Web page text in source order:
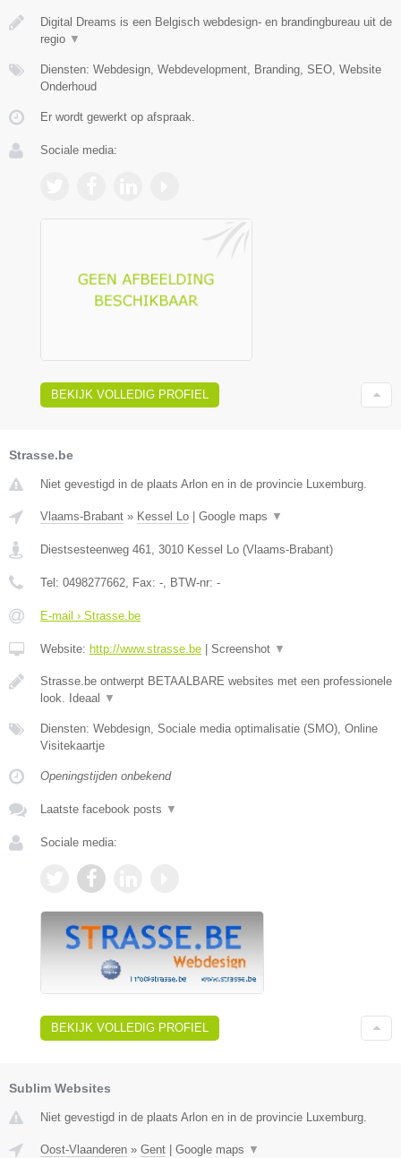
Digital Dreams is een Belgisch webdesign- en brandingbureau uit de
regio ▼
Diensten: Webdesign, Webdevelopment, Branding, SEO, Website
Onderhoud
Er wordt gewerkt op afspraak.
Sociale media:
BEKIJK VOLLEDIG PROFIEL
Strasse.be
Niet gevestigd in de plaats Arlon en in de provincie Luxemburg.
Vlaams-Brabant » Kessel Lo Google maps ▼
Diestsesteenweg 461 3010 Kessel Lo (Vlaams-Brabant)
Tel: 0498277662 , Fax: - , BTW-nr: -
E-mail › Strasse.be
Website: http://www.strasse.be Screenshot ▼
Strasse.be ontwerpt BETAALBARE websites met een professionele
look. Ideaal
▼
Diensten: Webdesign, Sociale media optimalisatie (SMO), Online
Visitekaartje
Openingstijden onbekend
Laatste facebook posts ▼
Sociale media:
BEKIJK VOLLEDIG PROFIEL
Sublim Websites
Niet gevestigd in de plaats Arlon en in de provincie Luxemburg.
Oost-Vlaanderen » Gent Google maps ▼